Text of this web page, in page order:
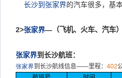
长沙到张家界的汽车很多，基
2>张家界— （飞机、火车、汽车）
张家界到长沙航班：
张家界到长沙航线信息——里程： 402